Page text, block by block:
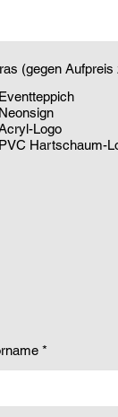
(gegen Aufpreis
Logo
Hartschaum-